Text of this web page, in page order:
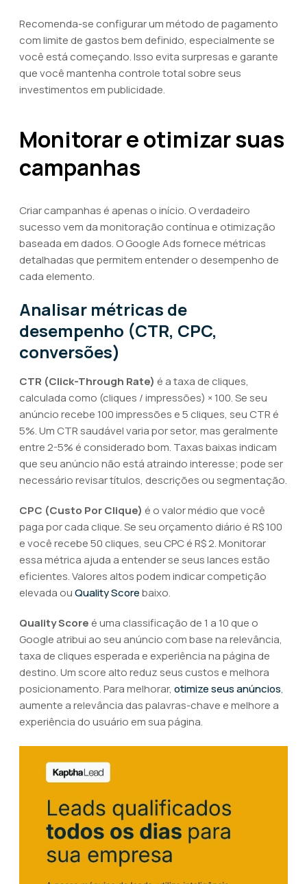
Recomenda-se configurar um método de pagamento
com limite de gastos bem definido, especialmente se
você está começando. Isso evita surpresas e garante
que você mantenha controle total sobre seus
investimentos em publicidade.
Monitorar e otimizar suas
campanhas
Criar campanhas é apenas o início. O verdadeiro
sucesso vem da monitoração contínua e otimização
baseada em dados. O Google Ads fornece métricas
detalhadas que permitem entender o desempenho de
cada elemento.
Analisar métricas de
desempenho (CTR, CPC,
conversões)
CTR (Click-Through Rate) é a taxa de cliques,
calculada como (cliques / impressões) × 100. Se seu
anúncio recebe 100 impressões e 5 cliques, seu CTR é
5%. Um CTR saudável varia por setor, mas geralmente
entre 2-5% é considerado bom. Taxas baixas indicam
que seu anúncio não está atraindo interesse; pode ser
necessário revisar títulos, descrições ou segmentação.
CPC (Custo Por Clique) é o valor médio que você
paga por cada clique. Se seu orçamento diário é R$ 100
e você recebe 50 cliques, seu CPC é R$ 2. Monitorar
essa métrica ajuda a entender se seus lances estão
eficientes. Valores altos podem indicar competição
elevada ouQuality Scorebaixo.
Quality Score é uma classificação de 1 a 10 que o
Google atribui ao seu anúncio com base na relevância,
taxa de cliques esperada e experiência na página de
destino. Um score alto reduz seus custos e melhora
posicionamento. Para melhorar, otimize seus anúncios,
aumente a relevância das palavras-chave e melhore a
experiência do usuário em sua página.